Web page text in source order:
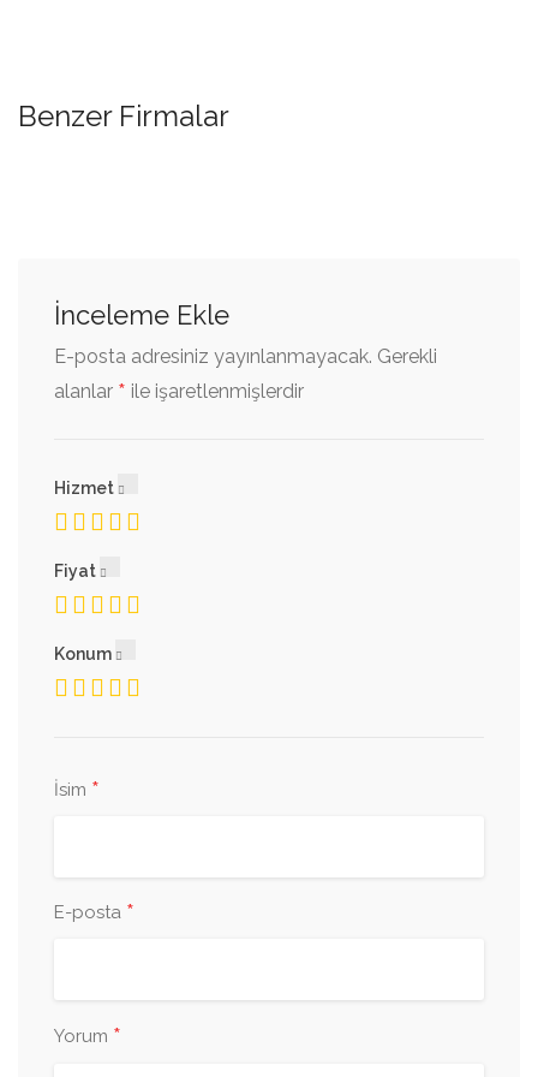
Benzer Firmalar
İnceleme Ekle
E-posta adresiniz yayınlanmayacak. Gerekli
alanlar * ile işaretlenmişlerdir
Hizmet
Fiyat
Konum
İsim *
E-posta *
Yorum *